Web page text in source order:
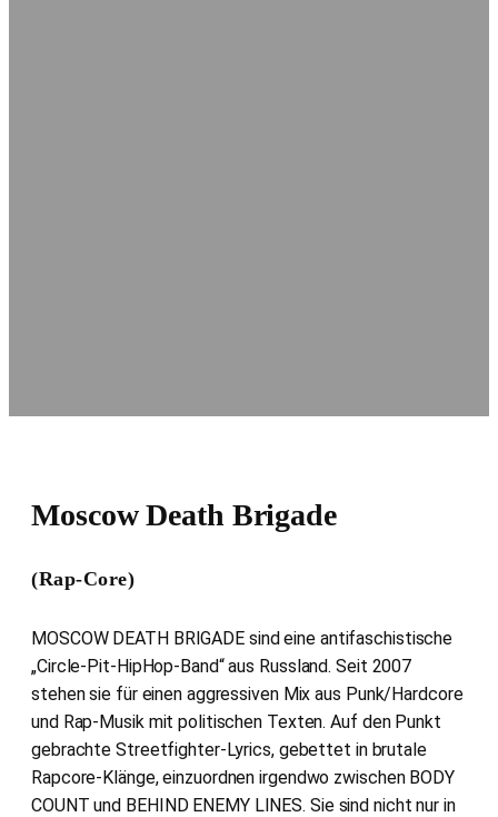
Moscow Death Brigade
(Rap-Core)
MOSCOW DEATH BRIGADE sind eine antifaschistische
„Circle-Pit-HipHop-Band“ aus Russland. Seit 2007
stehen sie für einen aggressiven Mix aus Punk/Hardcore
und Rap-Musik mit politischen Texten. Auf den Punkt
gebrachte Streetfighter-Lyrics, gebettet in brutale
Rapcore-Klänge, einzuordnen irgendwo zwischen BODY
COUNT und BEHIND ENEMY LINES. Sie sind nicht nur in